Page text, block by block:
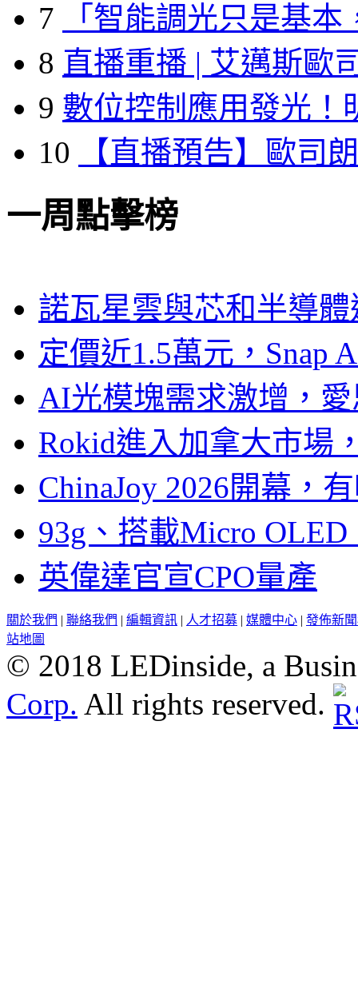
7
「智能調光只是基本
8 直播重播 | 艾邁斯歐
9 數位控制應用發光！
10
【直播預告】歐司
一周點擊榜
諾瓦星雲與芯和半導
定價近1.5萬元，Snap
AI光模塊需求激增，
Rokid進入加拿大市場
ChinaJoy 2026開幕，
93g、搭載Micro
英偉達官宣CPO量產
關於我們 | 聯絡我們 | 編輯資訊 | 人才招募 | 媒體中心 | 發佈新
站地圖
© 2018 LEDinside, a
Corp. All rights reserved.